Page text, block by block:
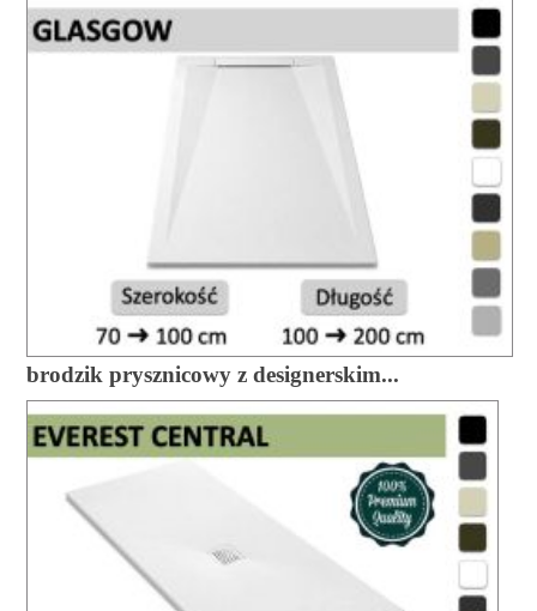
brodzik prysznicowy z designerskim...